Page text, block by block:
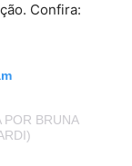
Confira:
POR BRUNA